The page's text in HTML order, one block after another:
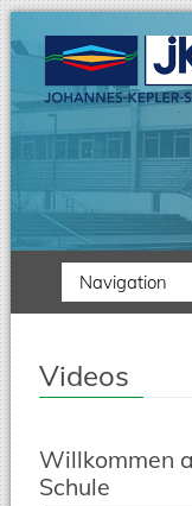
Zielseite
Videos
Willkommen
Schule